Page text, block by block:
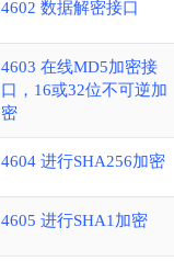
4602 数据解密接口
4603 在线MD5加密接
口，16或32位不可逆加
密
4604 进行SHA256加密
4605 进行SHA1加密